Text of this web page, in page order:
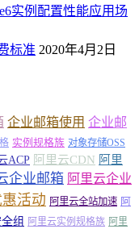
实例配置性能应用场
标准 2020年4月2日
企业邮箱使用 企业邮
实例规格族 对象存储OSS
ACP 阿里云CDN 阿里
企业邮箱 阿里云企业
活动 阿里云全站加速 阿
组 阿里云实例规格族 阿里